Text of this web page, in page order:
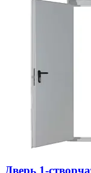
Дверь 1-